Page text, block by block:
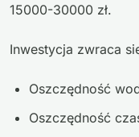
15000-30000 zł.
Inwestycja zwraca
Oszczędność
Oszczędność